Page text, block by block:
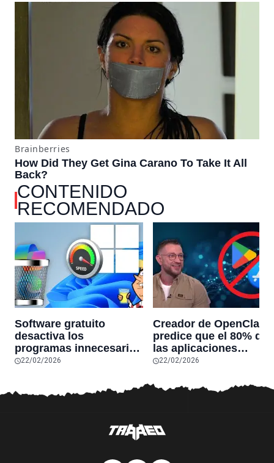
CONTENIDO
RECOMENDADO
Software gratuito
desactiva los
programas innecesarios
de Windows 11 y
reduciendo el uso de la
RAM y mucho más
22/02/2026
Creador de OpenClaw
predice que el 80% de
las aplicaciones
actuales
sobrevivirán las
hardware
22/02/2026